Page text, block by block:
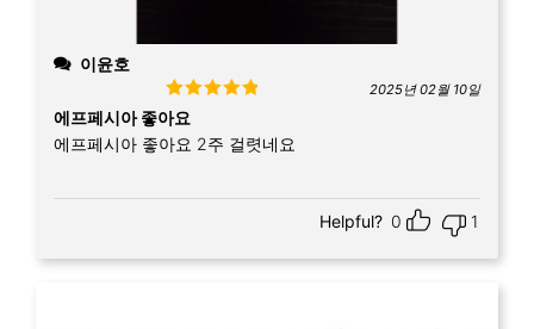
이윤호
Rated
of 5
2025년 02월 10일
에프페시아 좋아요
에프페시아 좋아요 2주 걸렷네요
Helpful? 0 1